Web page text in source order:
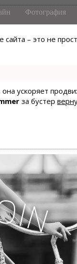
– это не
она ускоряет
за бустер
Фотография
i
n